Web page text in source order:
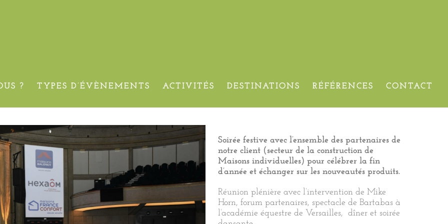
? TYPES D’ÉVÈNEMENTS ACTIVITÉS DESTINATIONS RÉFÉRENCES CONTACT
– Versailles – 7ème édition
Soirée festive avec l’ensemble des partenaires de
notre client (secteur de la construction de
Maisons individuelles) pour célébrer la fin
d’année et échanger sur les nouveautés produits.
Réunion plénière avec l’intervention de Mike
Horn, forum partenaires, spectacle de Bartabas à
l’académie équestre de Versailles, dîner et soirée